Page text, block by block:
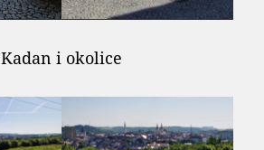
Kadan i okolice